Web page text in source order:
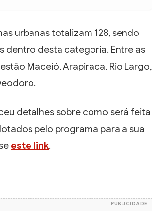
urbanas totalizam 128, sendo
dentro desta categoria. Entre as
Maceió, Arapiraca, Rio Largo,
detalhes sobre como será feita
pelo programa para a sua
este link.
PUBLICIDADE